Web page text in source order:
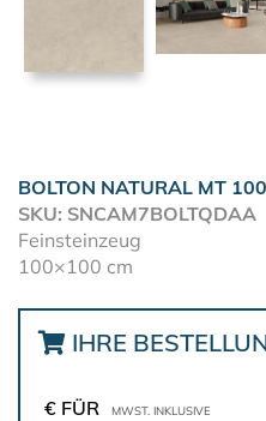
BOLTON NATURAL MT
SKU: SNCAM7BOLTQDAA
Feinsteinzeug
100×100 cm
IHRE
€ FÜR MWST. INKLUSIVE